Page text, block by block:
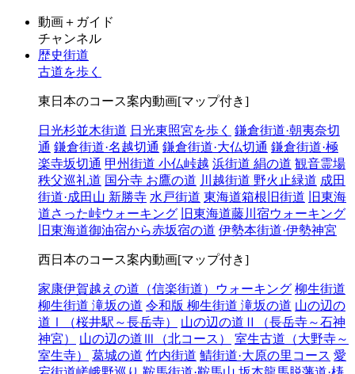
動画＋ガイド
チャンネル
歴史街道
古道を歩く
東日本のコース案内動画[マップ付き]
日光杉並木街道 日光東照宮を歩く 鎌倉街道·朝夷奈切
通 鎌倉街道·名越切通 鎌倉街道·大仏切通 鎌倉街道·極
楽寺坂切通 甲州街道 小仏峠越 浜街道 絹の道 観音霊場
秩父巡礼道 国分寺 お鷹の道 川越街道 野火止緑道 成田
街道·成田山 新勝寺 水戸街道 東海道箱根旧街道
旧東海
道さった峠ウォーキング
旧東海道藤川宿ウォーキング
旧東海道御油宿から赤坂宿の道 伊勢本街道·伊勢神宮
西日本のコース案内動画[マップ付き]
家康伊賀越えの道（信楽街道）ウォーキング 柳生街道
柳生街道 滝坂の道 令和版 柳生街道 滝坂の道 山の辺の
道Ⅰ（桜井駅～長岳寺）
山の辺の道Ⅱ（長岳寺～石神
神宮）
山の辺の道Ⅲ（北コース）
室生古道（大野寺～
室生寺）
葛城の道 竹内街道 鯖街道·大原の里コース 愛